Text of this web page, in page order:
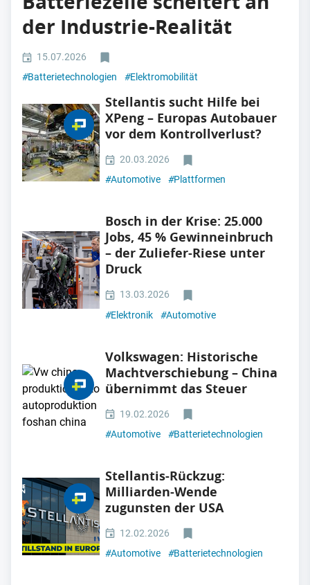
der Industrie-Realität
15.07.2026
#Batterietechnologien #Elektromobilität
Stellantis sucht Hilfe bei
XPeng – Europas Autobauer
vor dem Kontrollverlust?
20.03.2026
#Automotive #Plattformen
Bosch in der Krise: 25.000
Jobs, 45 % Gewinneinbruch
– der Zuliefer-Riese unter
Druck
13.03.2026
#Elektronik #Automotive
Volkswagen: Historische
Machtverschiebung – China
übernimmt das Steuer
19.02.2026
#Automotive #Batterietechnologien
Stellantis-Rückzug:
Milliarden-Wende
zugunsten der USA
12.02.2026
#Automotive #Batterietechnologien